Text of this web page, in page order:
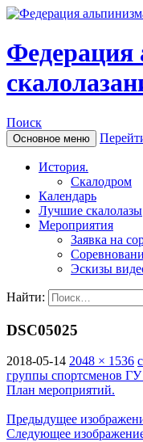
Федерация
Поиск
Основное меню
История.
Скалодром
Календарь
Лучшие скалолазы
Мероприятия
Заявка на
Эскизы
Найти:
DSC05025
2018-05-14 2048 × 1536
группы спортсменов
План мероприятий.
Предыдущее
Следующее